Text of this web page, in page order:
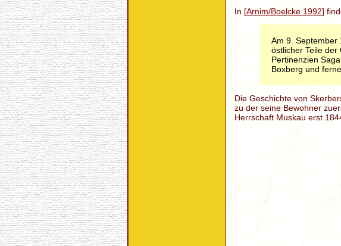
In [Arnim/Boelcke 1992]
Am 9. September
östlicher Teile
Pertinenzien
Boxberg und
Die Geschichte von
zu der seine Bewohner
Herrschaft Muskau erst